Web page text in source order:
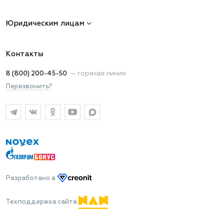
Юридическим лицам
Контакты
8 (800) 200-45-50 — горячая линия
Перезвонить?
Разработано в
Техподдержка сайта